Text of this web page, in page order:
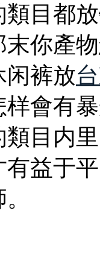
類目都
末你產
闲裤放
會有
類目内
有益于